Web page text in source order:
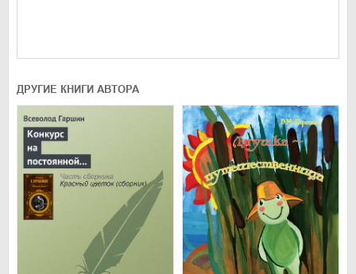
ДРУГИЕ КНИГИ АВТОРА